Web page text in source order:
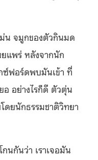
น จมูกของตัวกินมด
ยแพร่ หลังจากนัก
ซ์ฟอร์ดพบมันเข้า ที่
อ อย่างไรก็ดี ตัวตุ่น
ดยนักธรรมชาติวิทยา
นกันว่า เราเจอมัน